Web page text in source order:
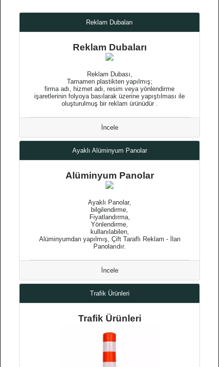
Reklam Dubaları
Reklam Dubaları
Reklam Dubası,
Tamamen plastikten yapılmış;
firma adı, hizmet adı, resim veya yönlendirme
işaretlerinin folyoya basılarak üzerine yapıştılması ile
oluşturulmuş bir reklam ürünüdür .
İncele
Ayaklı Alüminyum Panolar
Alüminyum Panolar
Ayaklı Panolar,
bilgilendirme,
Fiyatlandırma,
Yönlendirme,
kullanılabilen,
Alüminyumdan yapılmış, Çift Taraflı Reklam - İlan
Panolarıdır.
İncele
Trafik Ürünleri
Trafik Ürünleri